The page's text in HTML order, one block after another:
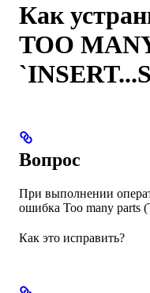
Как
TOO
Вопрос
При выполнении
ошибка Too many parts
Как это исправить?